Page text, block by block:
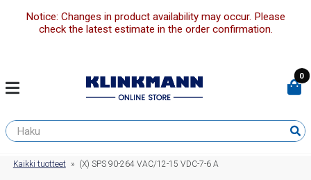
Notice: Changes in product availability may occur. Please
check the latest estimate in the order confirmation.
0
Kaikki tuotteet » (X) SPS 90-264 VAC/12-15 VDC-7-6 A